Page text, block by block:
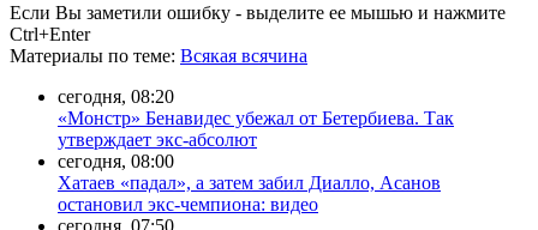
Если Вы заметили ошибку - выделите ее мышью и нажмите
Ctrl+Enter
Материалы по теме: Всякая всячина
сегодня, 08:20
«Монстр» Бенавидес убежал от Бетербиева. Так
утверждает экс-абсолют
сегодня, 08:00
Хатаев «падал», а затем забил Диалло, Асанов
остановил экс-чемпиона: видео
сегодня, 07:50